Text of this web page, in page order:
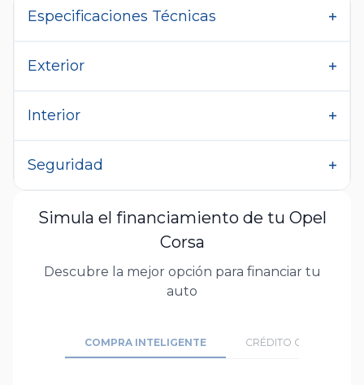
Especificaciones Técnicas
Exterior
Interior
Seguridad
Simula el financiamiento de tu Opel
Corsa
Descubre la mejor opción para financiar tu
auto
COMPRA INTELIGENTE CRÉDITO